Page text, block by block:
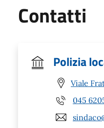
Contatti
Polizia
Viale
045